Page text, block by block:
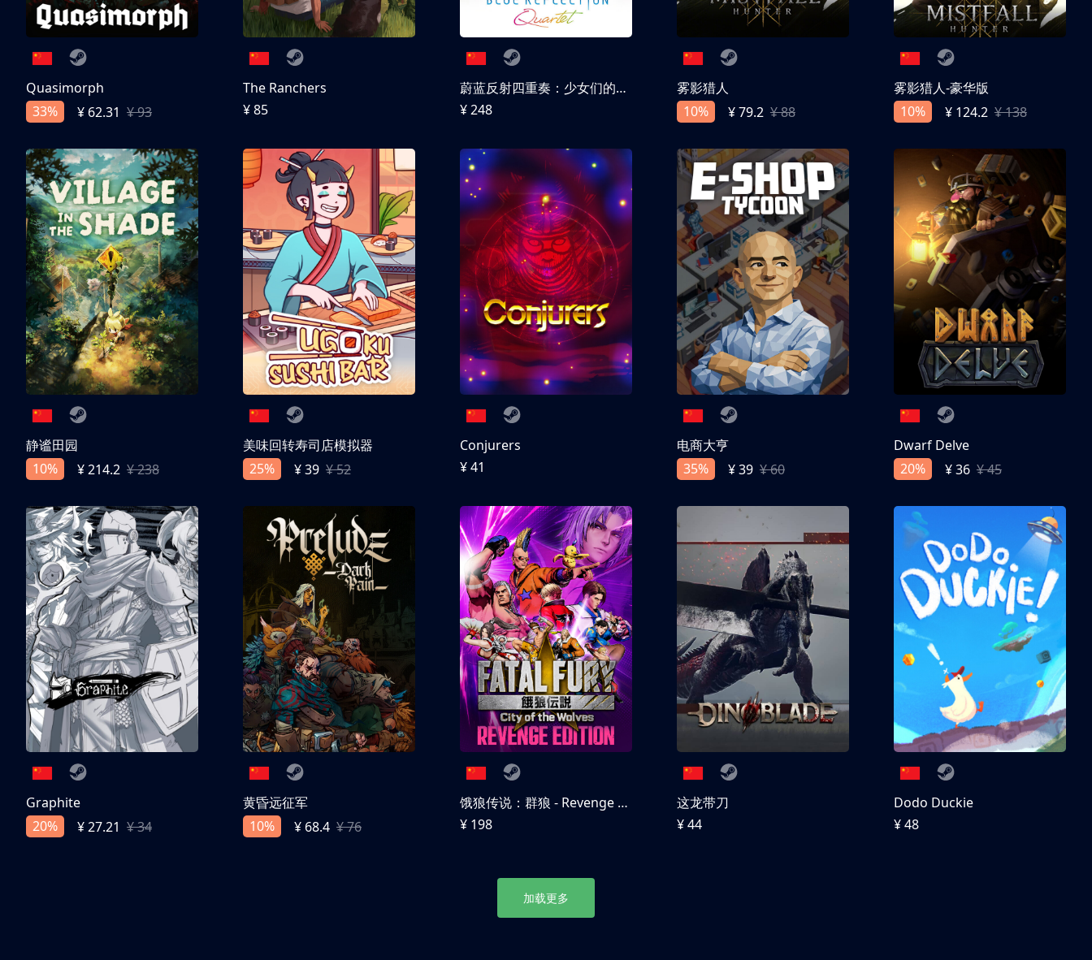
Quasimorph
33%
¥ 62.31 ¥ 93
The Ranchers
¥ 85
蔚蓝反射四重奏：少女们的奇迹
¥ 248
雾影猎人
10%
¥ 79.2 ¥ 88
雾影猎人-豪华版
10%
¥ 124.2 ¥ 138
静谧田园
10%
¥ 214.2 ¥ 238
美味回转寿司店模拟器
25%
¥ 39 ¥ 52
Conjurers
¥ 41
电商大亨
35%
¥ 39 ¥ 60
Dwarf Delve
20%
¥ 36 ¥ 45
Graphite
20%
¥ 27.21 ¥ 34
黄昏远征军
10%
¥ 68.4 ¥ 76
饿狼传说：群狼 - Revenge Edition
¥ 198
这龙带刀
¥ 44
Dodo Duckie
¥ 48
加载更多